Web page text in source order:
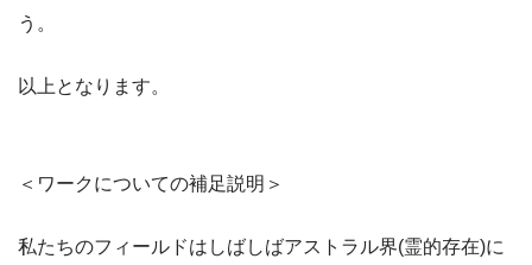
う。
以上となります。
＜ワークについての補足説明＞
私たちのフィールドはしばしばアストラル界(霊的存在)に